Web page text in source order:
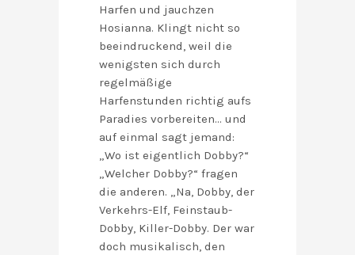
Harfen und jauchzen
Hosianna. Klingt nicht so
beeindruckend, weil die
wenigsten sich durch
regelmäßige
Harfenstunden richtig aufs
Paradies vorbereiten… und
auf einmal sagt jemand:
„Wo ist eigentlich Dobby?“
„Welcher Dobby?“ fragen
die anderen. „Na, Dobby, der
Verkehrs-Elf, Feinstaub-
Dobby, Killer-Dobby. Der war
doch musikalisch, den